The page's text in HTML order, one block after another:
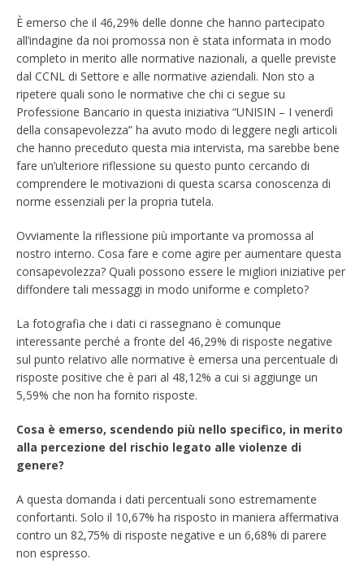
È emerso che il 46,29% delle donne che hanno partecipato
all’indagine da noi promossa non è stata informata in modo
completo in merito alle normative nazionali, a quelle previste
dal CCNL di Settore e alle normative aziendali. Non sto a
ripetere quali sono le normative che chi ci segue su
Professione Bancario in questa iniziativa “UNISIN – I venerdì
della consapevolezza” ha avuto modo di leggere negli articoli
che hanno preceduto questa mia intervista, ma sarebbe bene
fare un’ulteriore riflessione su questo punto cercando di
comprendere le motivazioni di questa scarsa conoscenza di
norme essenziali per la propria tutela.
Ovviamente la riflessione più importante va promossa al
nostro interno. Cosa fare e come agire per aumentare questa
consapevolezza? Quali possono essere le migliori iniziative per
diffondere tali messaggi in modo uniforme e completo?
La fotografia che i dati ci rassegnano è comunque
interessante perché a fronte del 46,29% di risposte negative
sul punto relativo alle normative è emersa una percentuale di
risposte positive che è pari al 48,12% a cui si aggiunge un
5,59% che non ha fornito risposte.
Cosa è emerso, scendendo più nello specifico, in merito
alla percezione del rischio legato alle violenze di
genere?
A questa domanda i dati percentuali sono estremamente
confortanti. Solo il 10,67% ha risposto in maniera affermativa
contro un 82,75% di risposte negative e un 6,68% di parere
non espresso.